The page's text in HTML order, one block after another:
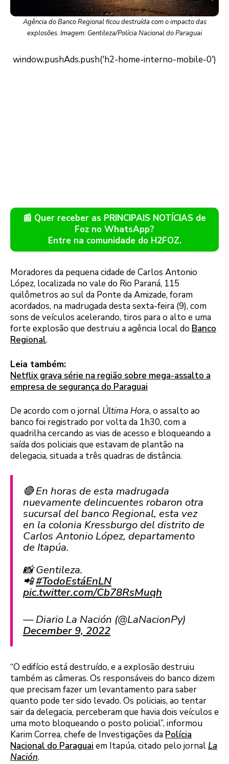
Agência do Banco Regional ficou destruída com o impacto das
explosões. Imagem: Gentileza/Polícia Nacional do Paraguai
📰 Quer receber as PRINCIPAIS NOTÍCIAS de
Foz no WhatsApp?
Entre na comunidade do H2FOZ.
Moradores da pequena cidade de Carlos Antonio
López, localizada no vale do Rio Paraná, 115
quilômetros ao sul da Ponte da Amizade, foram
acordados, na madrugada desta sexta-feira (9), com
sons de veículos acelerando, tiros para o alto e uma
forte explosão que destruiu a agência local do Banco
Regional.
Leia também:
Netflix grava série na região sobre mega-assalto a
empresa de segurança do Paraguai
De acordo com o jornal Última Hora, o assalto ao
banco foi registrado por volta da 1h30, com a
quadrilha cercando as vias de acesso e bloqueando a
saída dos policiais que estavam de plantão na
delegacia, situada a três quadras de distância.
🔴 En horas de esta madrugada
nuevamente delincuentes robaron otra
sucursal del banco Regional, esta vez
en la colonia Kressburgo del distrito de
Carlos Antonio López, departamento
de Itapúa.
📸 Gentileza.
📲#TodoEstáEnLN
pic.twitter.com/Cb78RsMuqh
— Diario La Nación (@LaNacionPy)
December 9, 2022
“O edifício está destruído, e a explosão destruiu
também as câmeras. Os responsáveis do banco dizem
que precisam fazer um levantamento para saber
quanto pode ter sido levado. Os policiais, ao tentar
sair da delegacia, perceberam que havia dois veículos e
uma moto bloqueando o posto policial”, informou
Karim Correa, chefe de Investigações da Polícia
Nacional do Paraguai em Itapúa, citado pelo jornalLa
Nación.